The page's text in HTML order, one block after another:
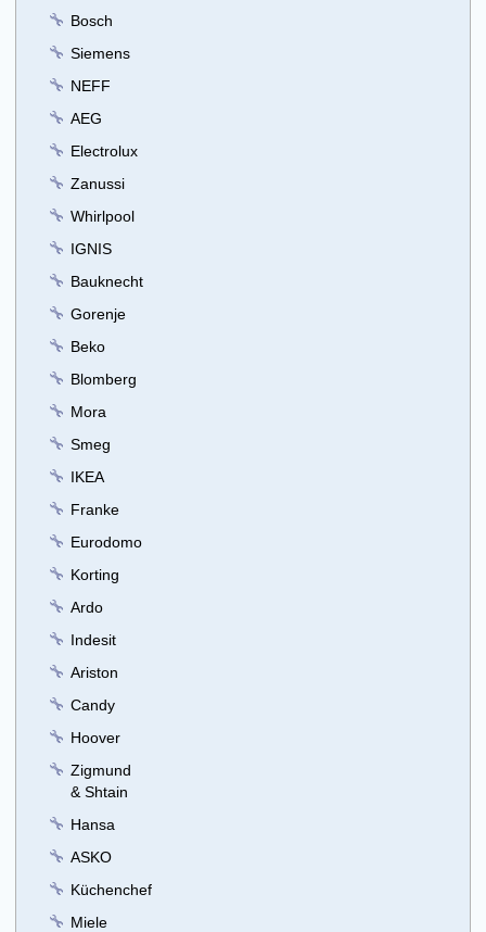
Bosch
Siemens
NEFF
AEG
Electrolux
Zanussi
Whirlpool
IGNIS
Bauknecht
Gorenje
Beko
Blomberg
Mora
Smeg
IKEA
Franke
Eurodomo
Korting
Ardo
Indesit
Ariston
Candy
Hoover
Zigmund
& Shtain
Hansa
ASKO
Küchenchef
Miele